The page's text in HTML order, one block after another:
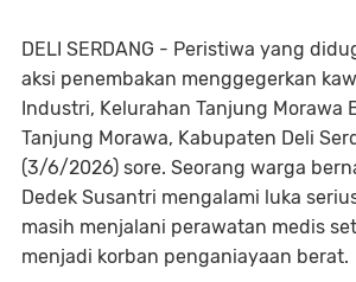
DELI SERDANG - Peristiwa yang
aksi penembakan menggegerkan
Industri, Kelurahan Tanjung Morawa
Tanjung Morawa, Kabupaten Deli
(3/6/2026) sore. Seorang warga
Dedek Susantri mengalami luka
masih menjalani perawatan medis
menjadi korban penganiayaan berat.